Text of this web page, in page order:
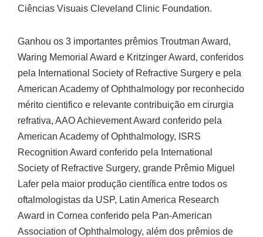
Ciências Visuais Cleveland Clinic Foundation.
Ganhou os 3 importantes prêmios Troutman Award,
Waring Memorial Award e Kritzinger Award, conferidos
pela International Society of Refractive Surgery e pela
American Academy of Ophthalmology por reconhecido
mérito cientifico e relevante contribuição em cirurgia
refrativa, AAO Achievement Award conferido pela
American Academy of Ophthalmology, ISRS
Recognition Award conferido pela International
Society of Refractive Surgery, grande Prêmio Miguel
Lafer pela maior produção científica entre todos os
oftalmologistas da USP, Latin America Research
Award in Cornea conferido pela Pan-American
Association of Ophthalmology, além dos prêmios de